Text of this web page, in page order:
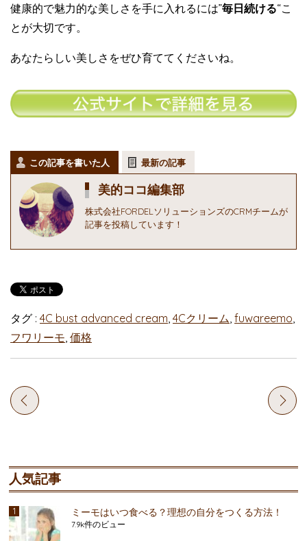
健康的で魅力的な美しさを手に入れるには”毎日続ける“こ
とが大切です。
あなたらしい美しさをぜひ育ててくださいね。
この記事を書いた人 最新の記事
美的ココ編集部
株式会社FORDELソリューションズのCRMチームが
記事を投稿しています！
タグ : 4C bust advanced cream, 4Cクリーム, fuwareemo,
フワリーモ, 価格
人気記事
ミーモはいつ食べる？理想の自分をつくる方法！
7.9k件のビュー